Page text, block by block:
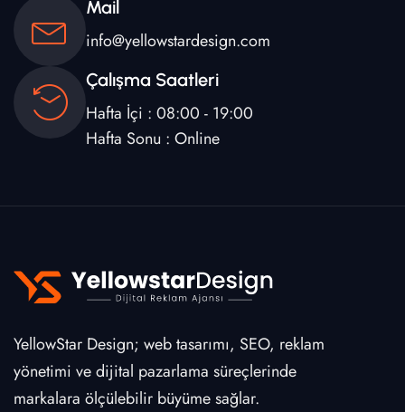
Mail
info@yellowstardesign.com
Çalışma Saatleri
Hafta İçi : 08:00 - 19:00
Hafta Sonu : Online
YellowStar Design; web tasarımı, SEO, reklam
yönetimi ve dijital pazarlama süreçlerinde
markalara ölçülebilir büyüme sağlar.